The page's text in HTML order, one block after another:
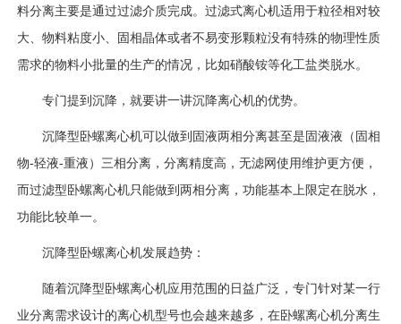
料分离主要是通过过滤介质完成。过滤式离心机适用于粒径相对较
大、物料粘度小、固相晶体或者不易变形颗粒没有特殊的物理性质
需求的物料小批量的生产的情况，比如硝酸铵等化工盐类脱水。
专门提到沉降，就要讲一讲沉降离心机的优势。
沉降型卧螺离心机可以做到固液两相分离甚至是固液液（固相
物-轻液-重液）三相分离，分离精度高，无滤网使用维护更方便，
而过滤型卧螺离心机只能做到两相分离，功能基本上限定在脱水，
功能比较单一。
沉降型卧螺离心机发展趋势：
随着沉降型卧螺离心机应用范围的日益广泛，专门针对某一行
业分离需求设计的离心机型号也会越来越多，在卧螺离心机分离生